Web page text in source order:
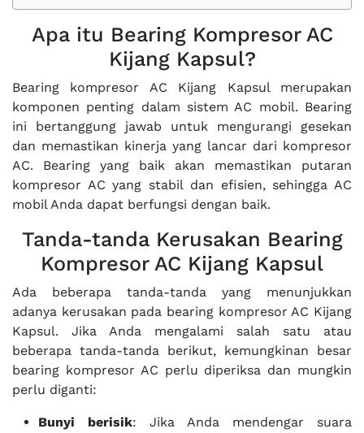
Apa itu Bearing Kompresor AC
Kijang Kapsul?
Bearing kompresor AC Kijang Kapsul merupakan
komponen penting dalam sistem AC mobil. Bearing
ini bertanggung jawab untuk mengurangi gesekan
dan memastikan kinerja yang lancar dari kompresor
AC. Bearing yang baik akan memastikan putaran
kompresor AC yang stabil dan efisien, sehingga AC
mobil Anda dapat berfungsi dengan baik.
Tanda-tanda Kerusakan Bearing
Kompresor AC Kijang Kapsul
Ada beberapa tanda-tanda yang menunjukkan
adanya kerusakan pada bearing kompresor AC Kijang
Kapsul. Jika Anda mengalami salah satu atau
beberapa tanda-tanda berikut, kemungkinan besar
bearing kompresor AC perlu diperiksa dan mungkin
perlu diganti:
Bunyi berisik: Jika Anda mendengar suara